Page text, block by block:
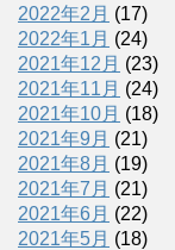
2022年2月 (17)
2022年1月 (24)
2021年12月 (23)
2021年11月 (24)
2021年10月 (18)
2021年9月 (21)
2021年8月 (19)
2021年7月 (21)
2021年6月 (22)
2021年5月 (18)